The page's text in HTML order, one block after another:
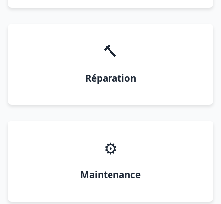
🔨
Réparation
⚙️
Maintenance